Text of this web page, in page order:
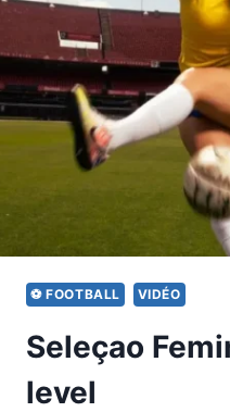
⚽ FOOTBALL VIDÉO
Seleçao
level